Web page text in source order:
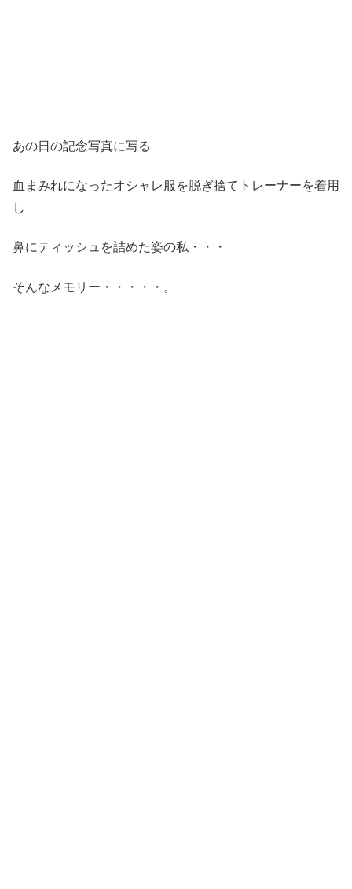
あの日の記念写真に写る
血まみれになったオシャレ服を脱ぎ捨てトレーナーを着用
し
鼻にティッシュを詰めた姿の私・・・
そんなメモリー・・・・・。